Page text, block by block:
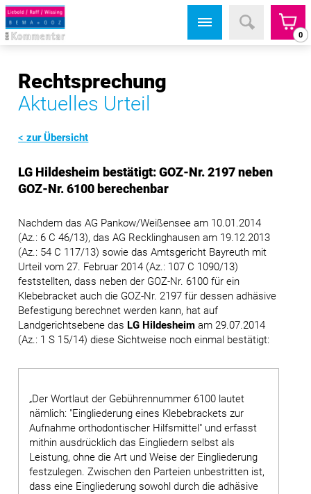
0
Rechtsprechung
Aktuelles Urteil
zur Übersicht
LG Hildesheim bestätigt: GOZ-Nr. 2197 neben
GOZ-Nr. 6100 berechenbar
Nachdem das AG Pankow/Weißensee am 10.01.2014
(Az.: 6 C 46/13), das AG Recklinghausen am 19.12.2013
(Az.: 54 C 117/13) sowie das Amtsgericht Bayreuth mit
Urteil vom 27. Februar 2014 (Az.: 107 C 1090/13)
feststellten, dass neben der GOZ-Nr. 6100 für ein
Klebebracket auch die GOZ-Nr. 2197 für dessen adhäsive
Befestigung berechnet werden kann, hat auf
Landgerichtsebene das LG Hildesheim am 29.07.2014
(Az.: 1 S 15/14) diese Sichtweise noch einmal bestätigt:
„Der Wortlaut der Gebührennummer 6100 lautet
nämlich: "Eingliederung eines Klebebrackets zur
Aufnahme orthodontischer Hilfsmittel" und erfasst
mithin ausdrücklich das Eingliedern selbst als
Leistung, ohne die Art und Weise der Eingliederung
festzulegen. Zwischen den Parteien unbestritten ist,
dass eine Eingliederung sowohl durch die adhäsive